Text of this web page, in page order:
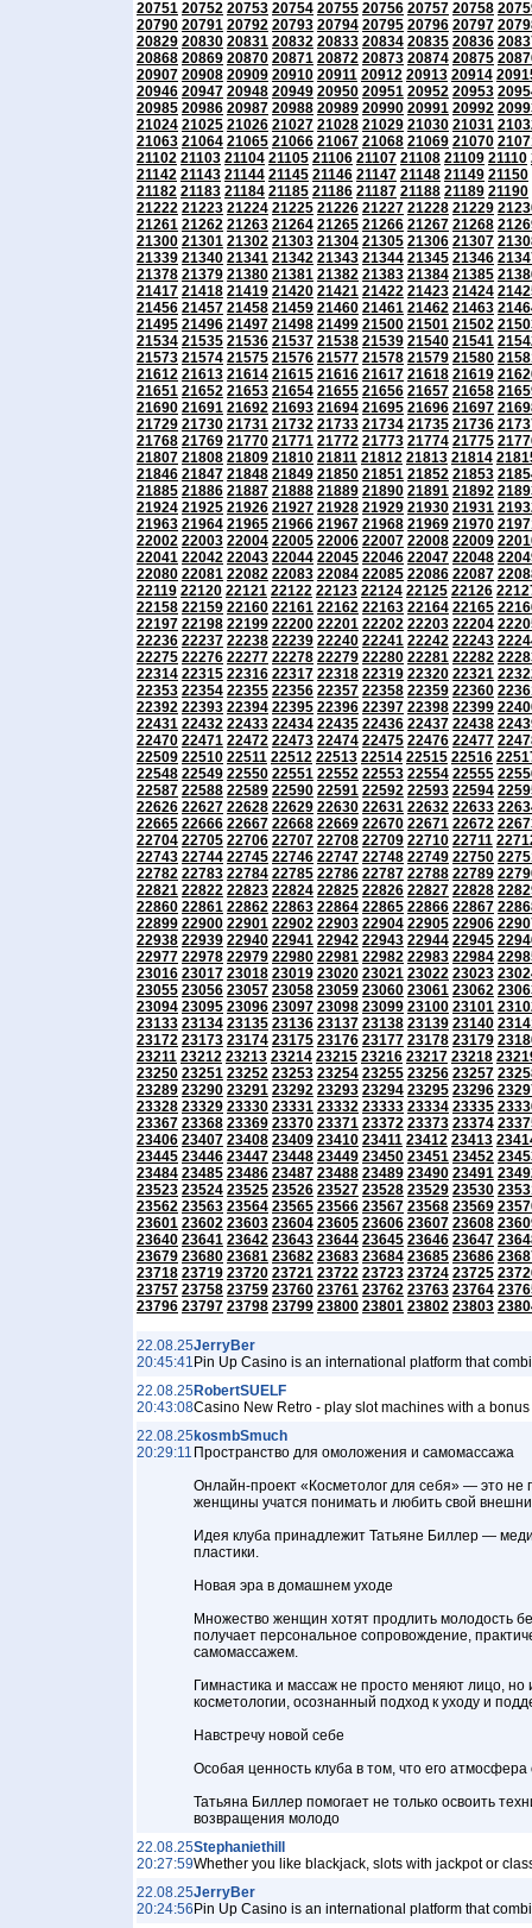
20751 20752 20753 20754 20755 20756 20757 20758
20790 20791 20792 20793 20794 20795 20796 20797
20829 20830 20831 20832 20833 20834 20835 20836
20868 20869 20870 20871 20872 20873 20874 20875
20907 20908 20909 20910 20911 20912 20913 20914
20946 20947 20948 20949 20950 20951 20952 20953
20985 20986 20987 20988 20989 20990 20991 20992
21024 21025 21026 21027 21028 21029 21030 21031
21063 21064 21065 21066 21067 21068 21069 21070
21102 21103 21104 21105 21106 21107 21108 21109 21110
21142 21143 21144 21145 21146 21147 21148 21149 21150
21182 21183 21184 21185 21186 21187 21188 21189 21190
21222 21223 21224 21225 21226 21227 21228 21229
21261 21262 21263 21264 21265 21266 21267 21268
21300 21301 21302 21303 21304 21305 21306 21307
21339 21340 21341 21342 21343 21344 21345 21346
21378 21379 21380 21381 21382 21383 21384 21385
21417 21418 21419 21420 21421 21422 21423 21424
21456 21457 21458 21459 21460 21461 21462 21463
21495 21496 21497 21498 21499 21500 21501 21502
21534 21535 21536 21537 21538 21539 21540 21541
21573 21574 21575 21576 21577 21578 21579 21580
21612 21613 21614 21615 21616 21617 21618 21619
21651 21652 21653 21654 21655 21656 21657 21658
21690 21691 21692 21693 21694 21695 21696 21697
21729 21730 21731 21732 21733 21734 21735 21736
21768 21769 21770 21771 21772 21773 21774 21775
21807 21808 21809 21810 21811 21812 21813 21814
21846 21847 21848 21849 21850 21851 21852 21853
21885 21886 21887 21888 21889 21890 21891 21892
21924 21925 21926 21927 21928 21929 21930 21931
21963 21964 21965 21966 21967 21968 21969 21970
22002 22003 22004 22005 22006 22007 22008 22009
22041 22042 22043 22044 22045 22046 22047 22048
22080 22081 22082 22083 22084 22085 22086 22087
22119 22120 22121 22122 22123 22124 22125 22126
22158 22159 22160 22161 22162 22163 22164 22165
22197 22198 22199 22200 22201 22202 22203 22204
22236 22237 22238 22239 22240 22241 22242 22243
22275 22276 22277 22278 22279 22280 22281 22282
22314 22315 22316 22317 22318 22319 22320 22321
22353 22354 22355 22356 22357 22358 22359 22360
22392 22393 22394 22395 22396 22397 22398 22399
22431 22432 22433 22434 22435 22436 22437 22438
22470 22471 22472 22473 22474 22475 22476 22477
22509 22510 22511 22512 22513 22514 22515 22516
22548 22549 22550 22551 22552 22553 22554 22555
22587 22588 22589 22590 22591 22592 22593 22594
22626 22627 22628 22629 22630 22631 22632 22633
22665 22666 22667 22668 22669 22670 22671 22672
22704 22705 22706 22707 22708 22709 22710 22711
22743 22744 22745 22746 22747 22748 22749 22750
22782 22783 22784 22785 22786 22787 22788 22789
22821 22822 22823 22824 22825 22826 22827 22828
22860 22861 22862 22863 22864 22865 22866 22867
22899 22900 22901 22902 22903 22904 22905 22906
22938 22939 22940 22941 22942 22943 22944 22945
22977 22978 22979 22980 22981 22982 22983 22984
23016 23017 23018 23019 23020 23021 23022 23023
23055 23056 23057 23058 23059 23060 23061 23062
23094 23095 23096 23097 23098 23099 23100 23101
23133 23134 23135 23136 23137 23138 23139 23140
23172 23173 23174 23175 23176 23177 23178 23179
23211 23212 23213 23214 23215 23216 23217 23218
23250 23251 23252 23253 23254 23255 23256 23257
23289 23290 23291 23292 23293 23294 23295 23296
23328 23329 23330 23331 23332 23333 23334 23335
23367 23368 23369 23370 23371 23372 23373 23374
23406 23407 23408 23409 23410 23411 23412 23413
23445 23446 23447 23448 23449 23450 23451 23452
23484 23485 23486 23487 23488 23489 23490 23491
23523 23524 23525 23526 23527 23528 23529 23530
23562 23563 23564 23565 23566 23567 23568 23569
23601 23602 23603 23604 23605 23606 23607 23608
23640 23641 23642 23643 23644 23645 23646 23647
23679 23680 23681 23682 23683 23684 23685 23686
23718 23719 23720 23721 23722 23723 23724 23725
23757 23758 23759 23760 23761 23762 23763 23764
23796 23797 23798 23799 23800 23801 23802 23803
22.08.25
20:45:41
JerryBer
Pin Up Casino is an international platform that
22.08.25
20:43:08
RobertSUELF
Casino New Retro - play slot machines with a
22.08.25
20:29:11
kosmbSmuch
Пространство для омоложения и самомассажа
Онлайн-проект «Косметолог для себя» — это не
женщины учатся понимать и любить свой
Идея клуба принадлежит Татьяне Биллер —
пластики.
Новая эра в домашнем уходе
Множество женщин хотят продлить молодость
получает персональное сопровождение,
самомассажем.
Гимнастика и массаж не просто меняют лицо,
косметологии, осознанный подход к уходу и
Навстречу новой себе
Особая ценность клуба в том, что его
Татьяна Биллер помогает не только освоить
возвращения молодо
22.08.25
20:27:59
Stephaniethill
Whether you like blackjack, slots with jackpot or
22.08.25
20:24:56
JerryBer
Pin Up Casino is an international platform that